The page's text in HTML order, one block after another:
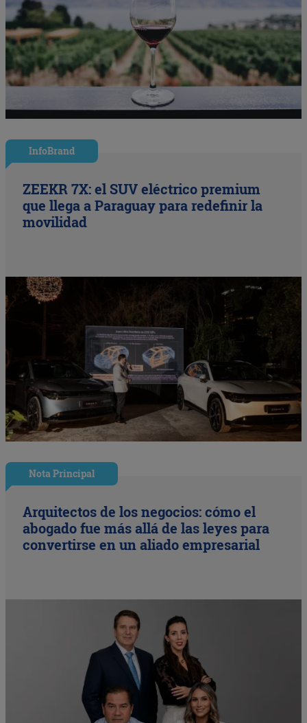
InfoBrand
ZEEKR 7X: el SUV eléctrico premium
que llega a Paraguay para redefinir la
movilidad
Nota Principal
Arquitectos de los negocios: cómo el
abogado fue más allá de las leyes para
convertirse en un aliado empresarial